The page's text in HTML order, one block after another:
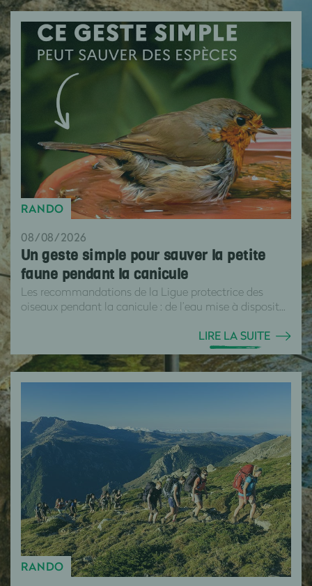
RANDO
08/08/2026
Un geste simple pour sauver la petite
faune pendant la canicule
Les recommandations de la Ligue protectrice des
oiseaux pendant la canicule : de l’eau mise à disposit...
LIRE LA SUITE
RANDO